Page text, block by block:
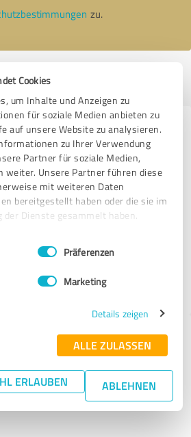
Cookies
um Inhalte und Anzeigen zu
für soziale Medien anbieten zu
auf unsere Website zu analysieren.
zu Ihrer Verwendung
Partner für soziale Medien,
weiter. Unsere Partner führen diese
mit weiteren Daten
bereitgestellt haben oder die sie im
Dienste gesammelt haben.
Präferenzen
Marketing
Details zeigen
ALLE ZULASSEN
ERLAUBEN ABLEHNEN
zu.
| Letzte Aktualisierung: 05.08.2026
melden
zu weiteren
aus dem Bereich
Experten finden - mit
an, von Dienstleistern in ganz
Kunden bereits bewertet und